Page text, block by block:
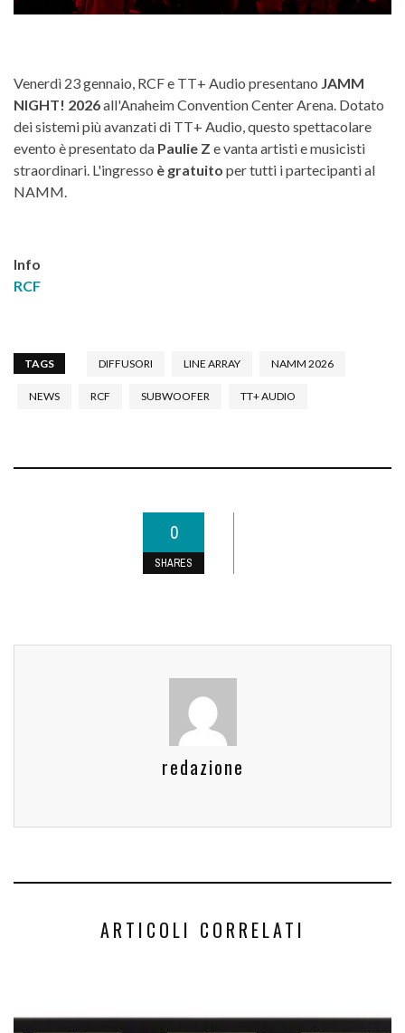
Venerdì 23 gennaio, RCF e TT+ Audio presentano JAMM
NIGHT! 2026all'Anaheim Convention Center Arena. Dotato
dei sistemi più avanzati di TT+ Audio, questo spettacolare
evento è presentato da Paulie Z e vanta artisti e musicisti
straordinari. L'ingresso è gratuito per tutti i partecipanti al
NAMM.
Info
RCF
TAGS DIFFUSORI LINE ARRAY NAMM 2026
NEWS RCF SUBWOOFER TT+ AUDIO
0
SHARES
redazione
ARTICOLI CORRELATI